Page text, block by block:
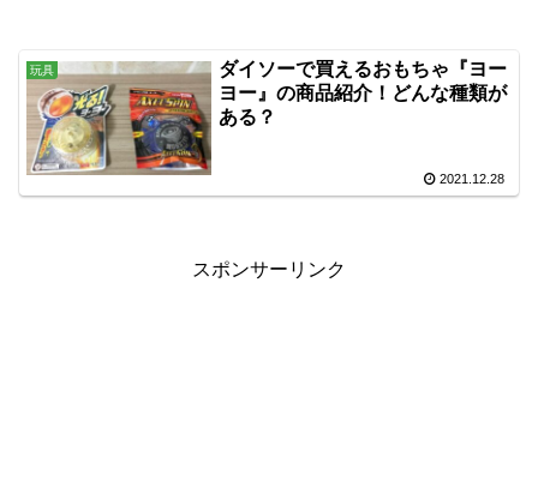
玩具
ダイソーで買えるおもちゃ『ヨー
ヨー』の商品紹介！どんな種類が
ある？
2021.12.28
スポンサーリンク